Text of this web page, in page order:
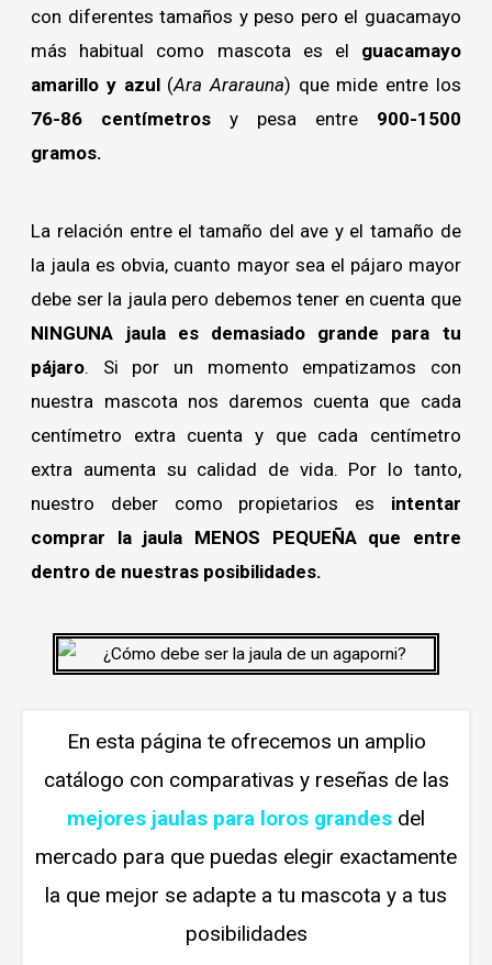
con diferentes tamaños y peso pero el guacamayo
más habitual como mascota es el guacamayo
amarillo y azul(Ara Ararauna) que mide entre los
76-86 centímetros y pesa entre900-1500
gramos.
La relación entre el tamaño del ave y el tamaño de
la jaula es obvia, cuanto mayor sea el pájaro mayor
debe ser la jaula pero debemos tener en cuenta que
NINGUNA jaula es demasiado grande para tu
pájaro. Si por un momento empatizamos con
nuestra mascota nos daremos cuenta que cada
centímetro extra cuenta y que cada centímetro
extra aumenta su calidad de vida. Por lo tanto,
nuestro deber como propietarios es intentar
comprar la jaula MENOS PEQUEÑA que entre
dentro de nuestras posibilidades.
En esta página te ofrecemos un amplio
catálogo con comparativas y reseñas de las
mejores jaulas para loros grandes del
mercado para que puedas elegir exactamente
la que mejor se adapte a tu mascota y a tus
posibilidades